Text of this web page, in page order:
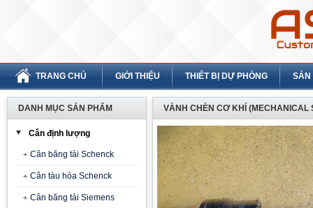
TRANG CHỦ GIỚI THIỆU THIẾT BỊ DỰ PHÒNG SẢN
DANH MỤC SẢN PHẨM
Cân định lượng
Cân băng tải Schenck
Cân tàu hỏa Schenck
Cân băng tải Siemens
VÀNH CHÈN CƠ KHÍ (MECHANICAL